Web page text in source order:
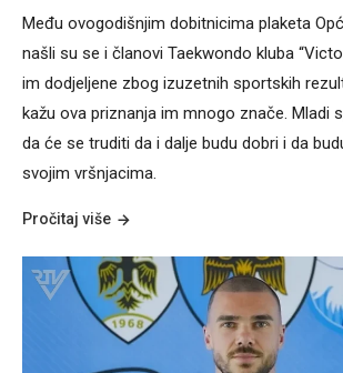
Među ovogodišnjim dobitnicima plaketa
našli su se i članovi Taekwondo kluba
im dodjeljene zbog izuzetnih sportskih
kažu ova priznanja im mnogo znače. Mladi
da će se truditi da i dalje budu dobri i da
svojim vršnjacima.
Pročitaj više